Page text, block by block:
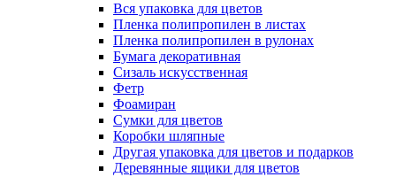
Вся упаковка для цветов
Пленка полипропилен в листах
Пленка полипропилен в рулонах
Бумага декоративная
Сизаль искусственная
Фетр
Фоамиран
Сумки для цветов
Коробки шляпные
Другая упаковка для цветов и подарков
Деревянные ящики для цветов